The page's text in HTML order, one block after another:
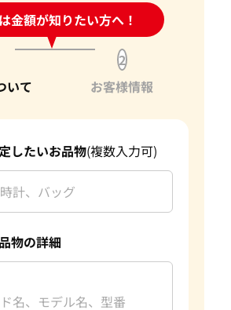
金額が知りたい方へ！
付中!問い合わせフォーム
いて
2
お客様情報
したいお品物(複数入力可)
物の詳細